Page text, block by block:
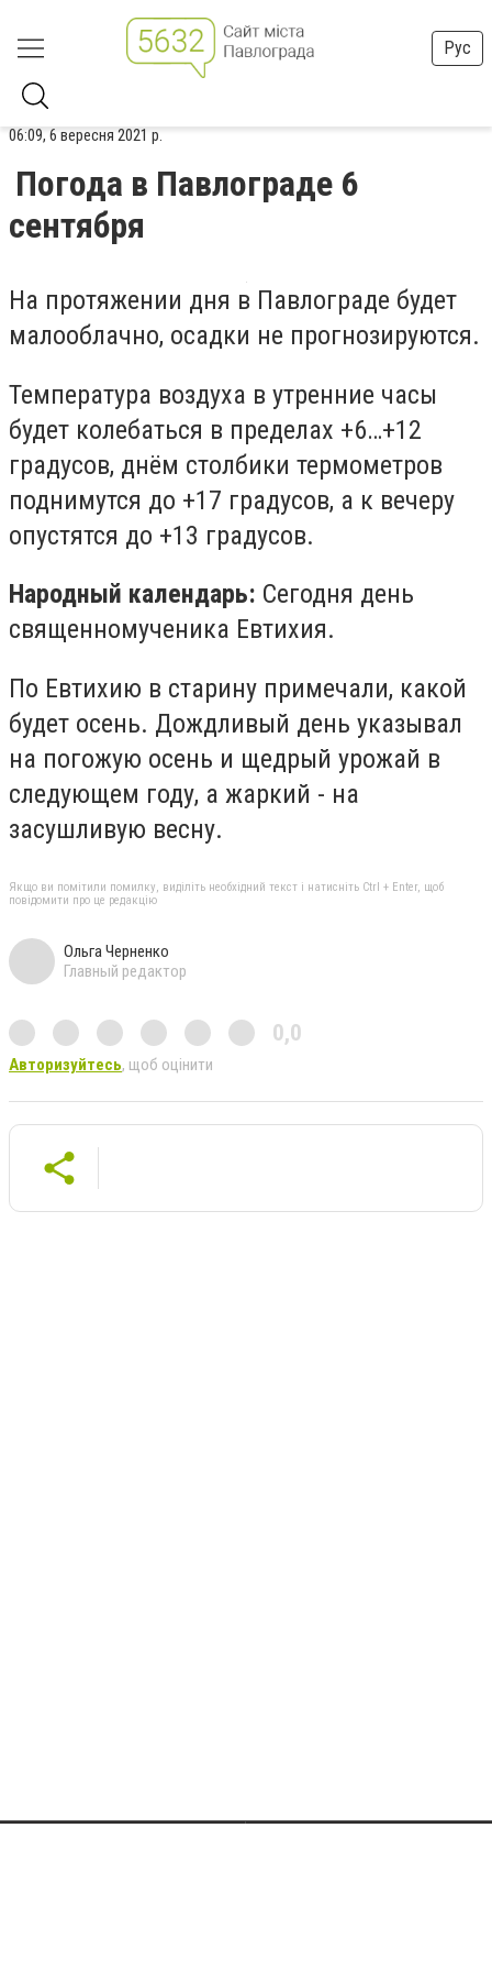
Рус
06:09, 6 вересня 2021 р.
Погода в Павлограде 6
сентября
На протяжении дня в Павлограде будет
малооблачно, осадки не прогнозируются.
Температура воздуха в утренние часы
будет колебаться в пределах +6…+12
градусов, днём столбики термометров
поднимутся до +17 градусов, а к вечеру
опустятся до +13 градусов.
Народный календарь: Сегодня день
священномученика Евтихия.
По Евтихию в старину примечали, какой
будет осень. Дождливый день указывал
на погожую осень и щедрый урожай в
следующем году, а жаркий - на
засушливую весну.
Якщо ви помітили помилку, виділіть необхідний текст і натисніть Ctrl + Enter, щоб
повідомити про це редакцію
Ольга Черненко
Главный редактор
0,0
Авторизуйтесь, щоб оцінити